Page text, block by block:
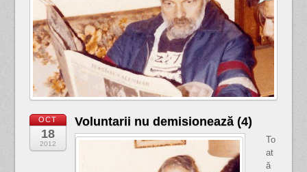
OCT
18
2012
Voluntarii nu demisionează (4)
To
at
ă